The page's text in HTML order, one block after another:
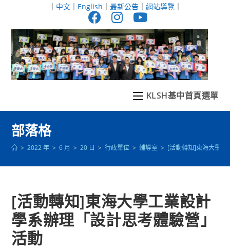
至
｜ 中文｜ English ｜ 最新公告｜ 網站導覽｜
KLSH基中首頁選單
部落格
> 2022 年 > 6 月 > 20 日 > 行政單位 > 輔導室 > [活動轉知]東海大學工
[活動轉知]東海大學工業設計
學系辦理「設計思考體驗營」
活動